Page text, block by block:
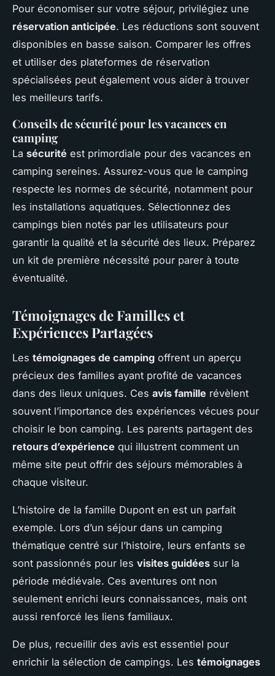
Pour économiser sur votre séjour, privilégiez une
réservation anticipée. Les réductions sont souvent
disponibles en basse saison. Comparer les offres
et utiliser des plateformes de réservation
spécialisées peut également vous aider à trouver
les meilleurs tarifs.
Conseils de sécurité pour les vacances en
camping
La sécurité est primordiale pour des vacances en
camping sereines. Assurez-vous que le camping
respecte les normes de sécurité, notamment pour
les installations aquatiques. Sélectionnez des
campings bien notés par les utilisateurs pour
garantir la qualité et la sécurité des lieux. Préparez
un kit de première nécessité pour parer à toute
éventualité.
Témoignages de Familles et
Expériences Partagées
Les témoignages de camping offrent un aperçu
précieux des familles ayant profité de vacances
dans des lieux uniques. Ces avis famille révèlent
souvent l’importance des expériences vécues pour
choisir le bon camping. Les parents partagent des
retours d’expérience qui illustrent comment un
même site peut offrir des séjours mémorables à
chaque visiteur.
L’histoire de la famille Dupont en est un parfait
exemple. Lors d’un séjour dans un camping
thématique centré sur l’histoire, leurs enfants se
sont passionnés pour les visites guidées sur la
période médiévale. Ces aventures ont non
seulement enrichi leurs connaissances, mais ont
aussi renforcé les liens familiaux.
De plus, recueillir des avis est essentiel pour
enrichir la sélection de campings. Les témoignages